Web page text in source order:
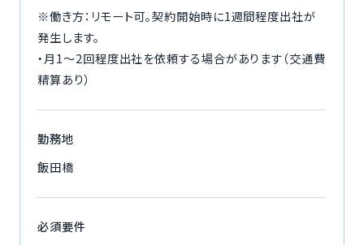
今すぐ無料で登録
※働き方：リモート可。契約開始時に1週間程度出社が
発生します。
・月1〜2回程度出社を依頼する場合があります（交通費
精算あり）
勤務地
飯田橋
必須要件